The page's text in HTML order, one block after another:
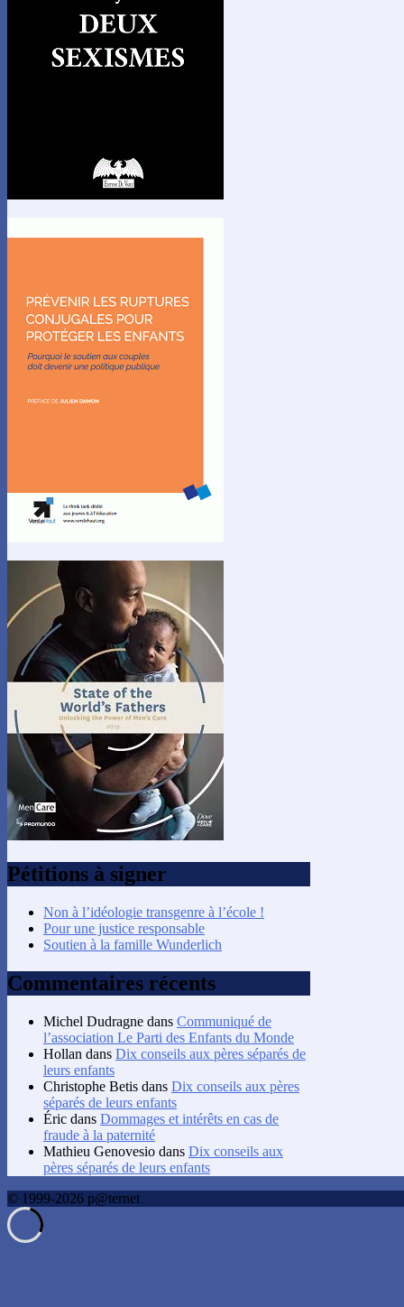
Pétitions à signer
Non à l’idéologie transgenre à l’école !
Pour une justice responsable
Soutien à la famille Wunderlich
Commentaires récents
Michel Dudragne dans Communiqué de
l’association Le Parti des Enfants du Monde
Hollan dans Dix conseils aux pères séparés de
leurs enfants
Christophe Betis dans Dix conseils aux pères
séparés de leurs enfants
Éric dans Dommages et intérêts en cas de
fraude à la paternité
Mathieu Genovesio dans Dix conseils aux
pères séparés de leurs enfants
© 1999-2026 p@ternet